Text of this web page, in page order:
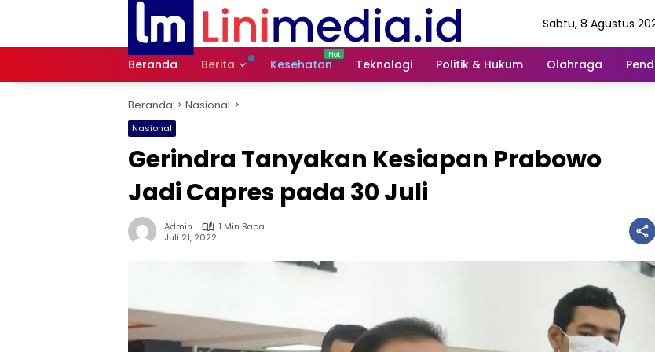
Sabtu, 8 Agustus
Beranda Berita Kesehatan Teknologi Politik & Hukum Olahraga
Beranda Nasional
Nasional
Gerindra Tanyakan Kesiapan Prabowo
Jadi Capres pada 30 Juli
Admin
1 Min Baca
Juli 21, 2022